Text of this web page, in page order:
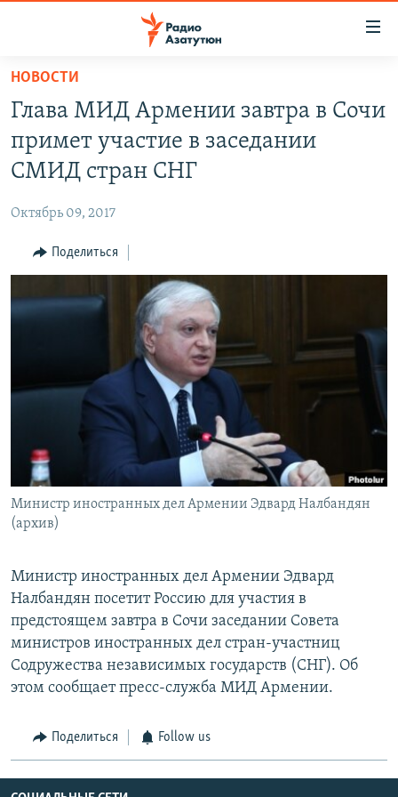
Перейти
основному
содержанию
Перейти
основной
навигации
Перейти
ПОЛИТИКА
ЭКОНОМИКА
РЕГИОН
НАГОРНЫЙ КАРАБАХ
КУЛЬТУРА
Հայերեն
English
Русский
НОВОСТИ
Глава МИД Армении завтра в Сочи
примет участие в заседании
СМИД стран СНГ
Октябрь 09, 2017
Поделиться
Министр иностранных дел Армении Эдвард Налбандян
(архив)
Министр иностранных дел Армении Эдвард
Налбандян посетит Россию для участия в
предстоящем завтра в Сочи заседании Совета
министров иностранных дел стран-участниц
Содружества независимых государств (СНГ). Об
этом сообщает пресс-служба МИД Армении.
Поделиться Follow us